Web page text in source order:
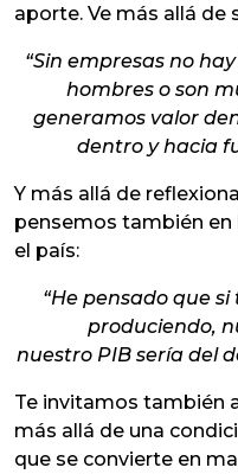
aporte. Ve más allá de
“Sin empresas no
hombres o son
generamos valor
dentro y hacia
Y más allá de
pensemos también
el país:
“He pensado que
produciendo,
nuestro PIB sería del
Te invitamos también
más allá de una
que se convierte en